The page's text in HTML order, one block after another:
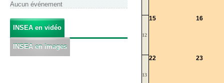
Aucun événement
INSEA en vidéo
INSEA en images
12
15 16
13
22 23